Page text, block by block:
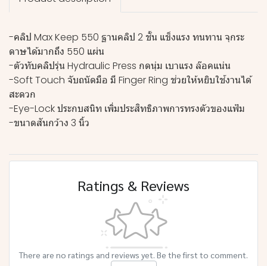
-คลิป Max Keep 550 ฐานคลิป 2 ชั้น แข็งแรง ทนทาน จุกระ
ดาษได้มากถึง 550 แผ่น
-ตัวทับคลิปรุ่น Hydraulic Press กดนุ่ม เบาแรง ล๊อคแน่น
-Soft Touch จับถนัดมือ มี Finger Ring ช่วยให้หยิบใช้งานได้
สะดวก
-Eye-Lock ประกบสนิท เพิ่มประสิทธิภาพการทรงตัวของแฟ้ม
-ขนาดสันกว้าง 3 นิ้ว
Ratings & Reviews
There are no ratings and reviews yet. Be the first to comment.